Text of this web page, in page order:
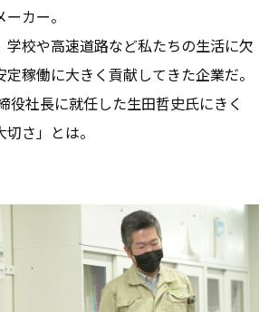
カー。
学校や高速道路など私たちの生活に欠
稼働に大きく貢献してきた企業だ。
役社長に就任した生田哲史氏にきく
切さ」とは。